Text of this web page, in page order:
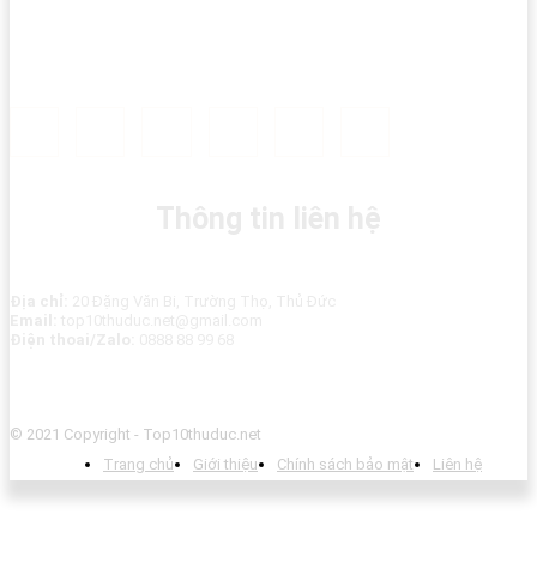
© 2021 Copyright - Top10thuduc.net
Trang chủ
Giới thiệu Chính sách bảo mật Liên hệ